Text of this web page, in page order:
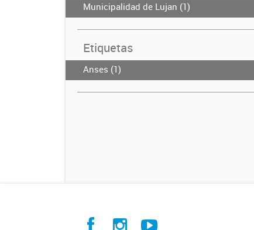
Municipalidad de Lujan (1)
Etiquetas
Anses (1)